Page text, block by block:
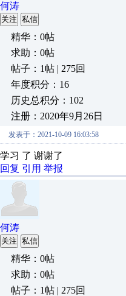
何涛
关注 私信
精华：0帖
求助：0帖
帖子：1帖 | 275回
年度积分：16
历史总积分：102
注册：2020年9月26日
发表于：2021-10-09 16:03:58
学习 了 谢谢了
回复 引用 举报
何涛
关注 私信
精华：0帖
求助：0帖
帖子：1帖 | 275回